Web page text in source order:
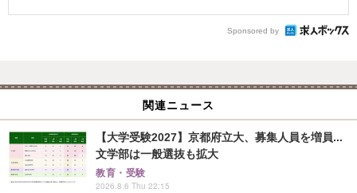
Sponsored by
関連ニュース
【大学受験2027】京都府立大、募集人員を増員...
文学部は一般選抜も拡大
教育・受験
2026.8.6 Thu 22:15